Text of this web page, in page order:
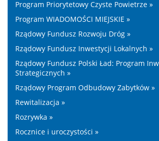
Program Priorytetowy Czyste Powietrze »
Program WIADOMOŚCI MIEJSKIE »
Rządowy Fundusz Rozwoju Dróg »
Rządowy Fundusz Inwestycji Lokalnych »
Rządowy Fundusz Polski Ład: Program
Strategicznych »
Rządowy Program Odbudowy Zabytków »
Rewitalizacja »
Rozrywka »
Rocznice i uroczystości »